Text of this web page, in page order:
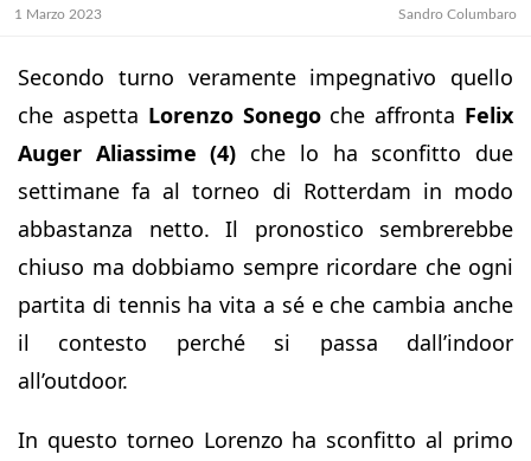
1 Marzo 2023 Sandro Columbaro
Secondo turno veramente impegnativo quello
che aspetta Lorenzo Sonegoche affronta Felix
Auger Aliassime (4) che lo ha sconfitto due
settimane fa al torneo di Rotterdam in modo
abbastanza netto. Il pronostico sembrerebbe
chiuso ma dobbiamo sempre ricordare che ogni
partita di tennis ha vita a sé e che cambia anche
il contesto perché si passa dall’indoor
all’outdoor.
In questo torneo Lorenzo ha sconfitto al primo